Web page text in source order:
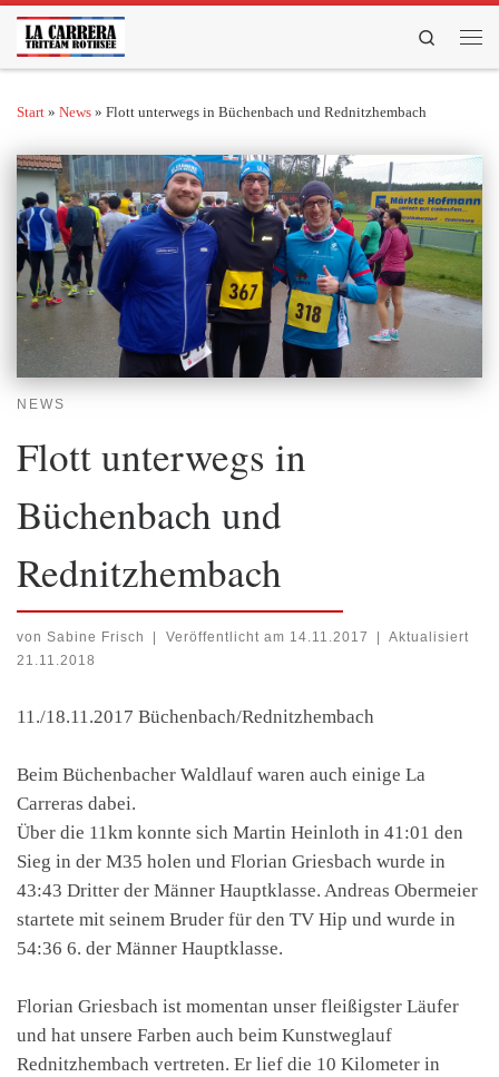
Zum Inhalt springen
Search
Start » News » Flott unterwegs in Büchenbach und Rednitzhembach
NEWS
Flott unterwegs in
Büchenbach und
Rednitzhembach
von Sabine Frisch Veröffentlicht am 14.11.2017
Aktualisiert
21.11.2018
11./18.11.2017 Büchenbach/Rednitzhembach
Beim Büchenbacher Waldlauf waren auch einige La
Carreras dabei.
Über die 11km konnte sich Martin Heinloth in 41:01 den
Sieg in der M35 holen und Florian Griesbach wurde in
43:43 Dritter der Männer Hauptklasse. Andreas Obermeier
startete mit seinem Bruder für den TV Hip und wurde in
54:36 6. der Männer Hauptklasse.
Florian Griesbach ist momentan unser fleißigster Läufer
und hat unsere Farben auch beim Kunstweglauf
Rednitzhembach vertreten. Er lief die 10 Kilometer in